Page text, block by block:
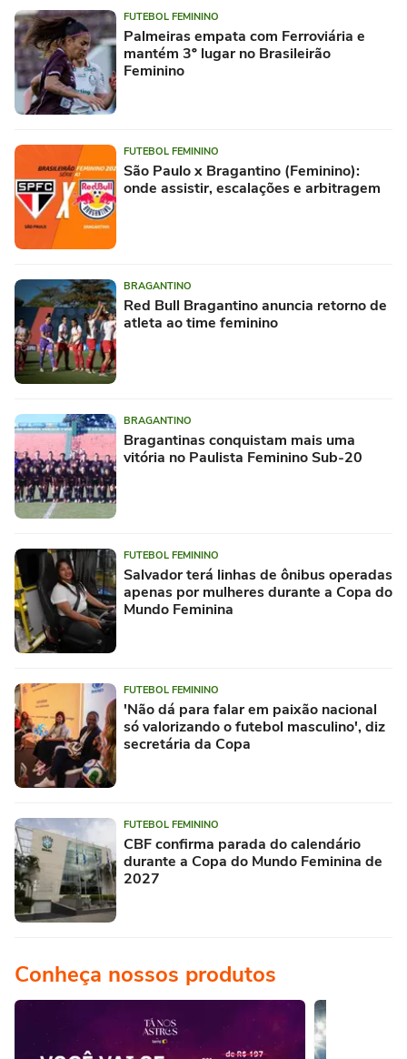
FUTEBOL FEMININO
Palmeiras empata com Ferroviária e
mantém 3º lugar no Brasileirão
Feminino
FUTEBOL FEMININO
São Paulo x Bragantino (Feminino):
onde assistir, escalações e arbitragem
BRAGANTINO
Red Bull Bragantino anuncia retorno de
atleta ao time feminino
BRAGANTINO
Bragantinas conquistam mais uma
vitória no Paulista Feminino Sub-20
FUTEBOL FEMININO
Salvador terá linhas de ônibus operadas
apenas por mulheres durante a Copa do
Mundo Feminina
FUTEBOL FEMININO
'Não dá para falar em paixão nacional
só valorizando o futebol masculino', diz
secretária da Copa
FUTEBOL FEMININO
CBF confirma parada do calendário
durante a Copa do Mundo Feminina de
2027
Conheça nossos produtos